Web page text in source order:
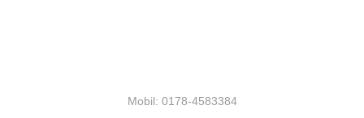
Mobil: 0178-4583384